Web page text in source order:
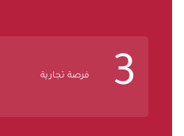
3 فرصة تجارية